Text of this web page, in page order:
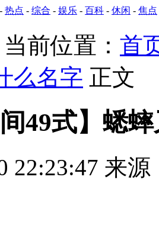
- 热点 - 综合 - 娱乐 - 百科 - 休闲 - 焦点
当前位置： 首
么名字 正文
间49式】蟋
22:23:47 来源